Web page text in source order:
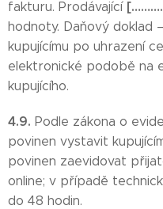
fakturu. Prodávající
hodnoty. Daňový doklad
kupujícímu po uhrazení
elektronické podobě na
kupujícího.
4.9. Podle zákona o
povinen vystavit
povinen zaevidovat
online; v případě
do 48 hodin.